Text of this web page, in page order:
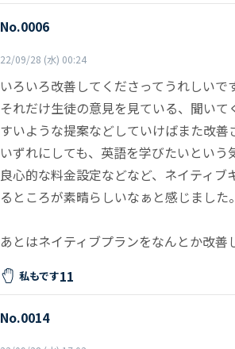
No.0006
22/09/28 (水) 00:24
いろいろ改善してくださってうれしいで
それだけ生徒の意見を見ている、聞い
すいような提案などしていけばまた改善
いずれにしても、英語を学びたいという
良心的な料金設定などなど、ネイティ
るところが素晴らしいなぁと感じました。
あとはネイティブプランをなんとか改善
私もです11
No.0014